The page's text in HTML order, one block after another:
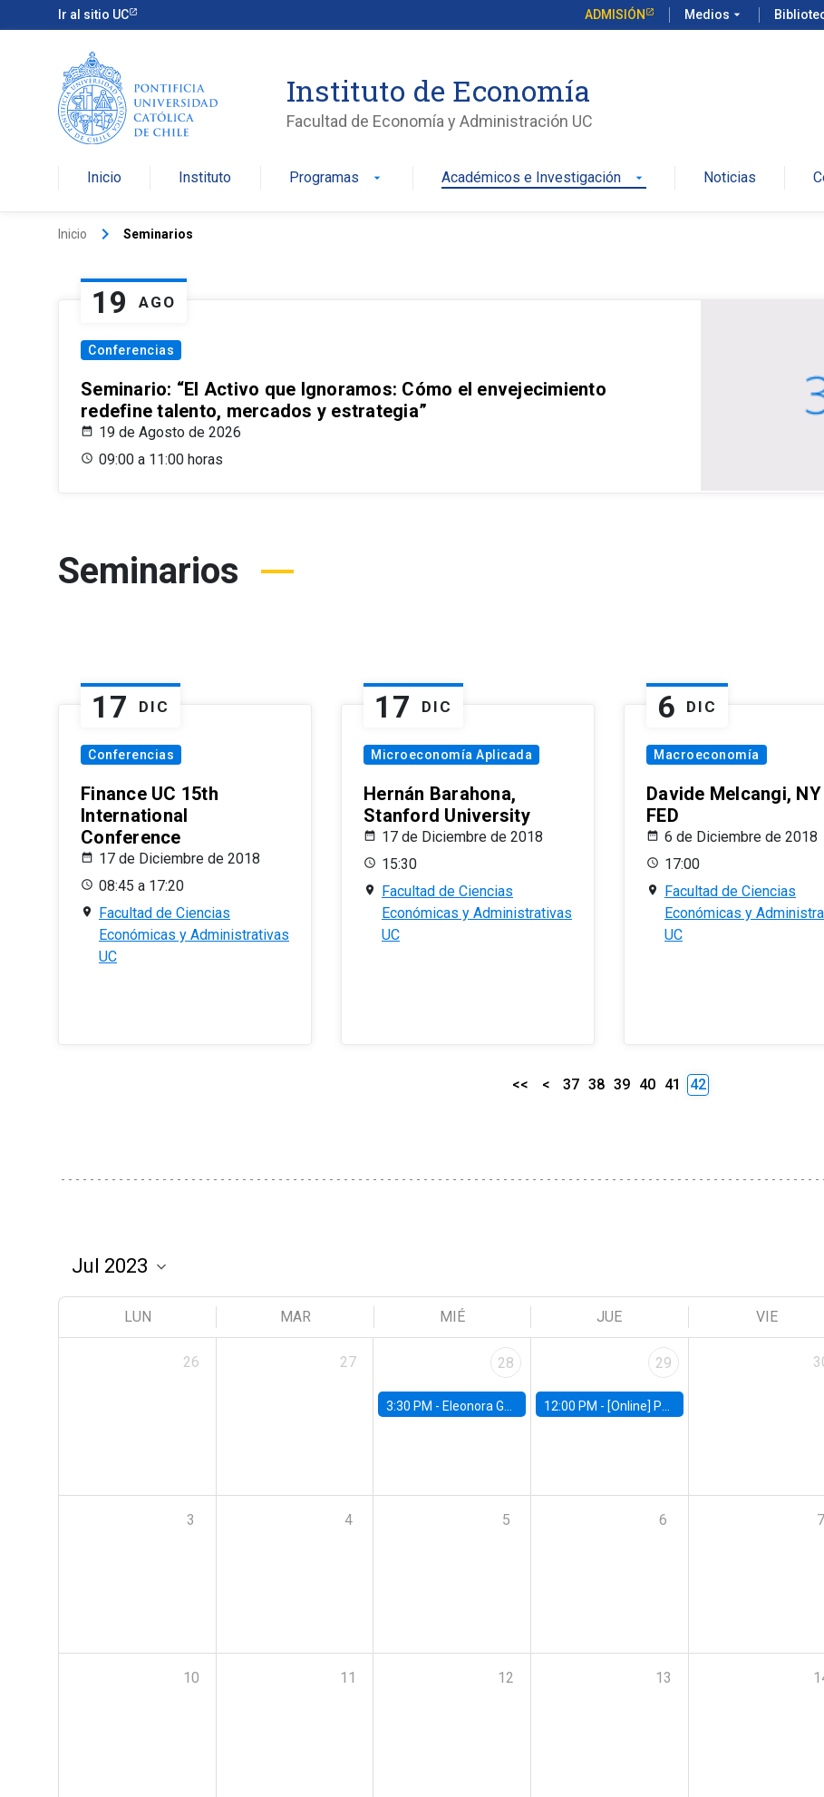
Ir al sitio UC ADMISIÓN Medios arrow_drop_down
Instituto de Economía
Facultad de Economía y Administración UC
Inicio Instituto Programas arrow_drop_down Académicos e Investigación arrow_drop_down Noticias
Inicio keyboard_arrow_right Seminarios
19 AGO
Conferencias
Seminario: “El Activo que Ignoramos: Cómo el envejecimiento
redefine talento, mercados y estrategia”
19 de Agosto de 2026
09:00 a 11:00 horas
Seminarios
17 DIC
Conferencias
Finance UC 15th
International
Conference
17 de Diciembre de 2018
08:45 a 17:20
Facultad de Ciencias
Económicas y Administrativas
UC
17 DIC
Microeconomía Aplicada
Hernán Barahona,
Stanford University
17 de Diciembre de 2018
15:30
Facultad de Ciencias
Económicas y Administrativas
UC
6 DIC
Macroeconomía
Davide Melcangi, NY
FED
6 de Diciembre de 2018
17:00
Facultad de Ciencias
Económicas y
UC
<< < 37 38 39 40 41 42
LUN MAR MIÉ JUE VIE
26 27 28
3:30 PM - Eleonora Guarnieri, Exeter University
29
12:00 PM - [Online] Pablo Slutzky, University of Maryland
3 4 5 6 7
10 11 12 13